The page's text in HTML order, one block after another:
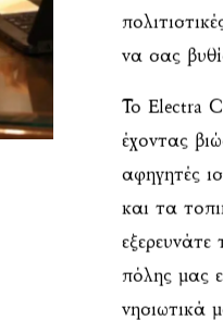
να σας
Το Electra
έχοντας
αφηγητές
και τα
πόλης μας
νησιωτικά